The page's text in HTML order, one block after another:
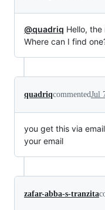
@quadriq Hello,
Where can I find
quadriqcommentedJul
you get this via
your email
zafar-abba-s-tranzita